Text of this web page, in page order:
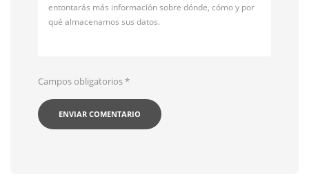
entontarás más información sobre dónde, cómo y por
qué almacenamos sus datos.
Campos obligatorios*